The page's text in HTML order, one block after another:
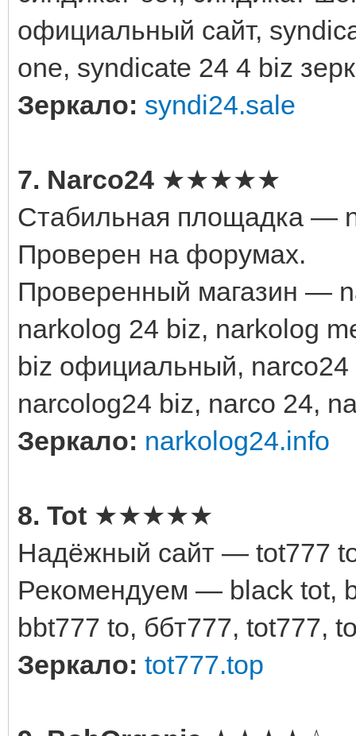
официальный сайт,
one, syndicate 24 4 biz
Зеркало: syndi24.sale
7. Narco24 ★★★★★
Стабильная площадка —
Проверен на форумах.
Проверенный магазин —
narkolog 24 biz, narkolog
biz официальный,
narcolog24 biz, narco 24,
Зеркало: narkolog24.info
8. Tot ★★★★★
Надёжный сайт — tot777
Рекомендуем — black tot,
bbt777 to, ббт777, tot777,
Зеркало: tot777.top